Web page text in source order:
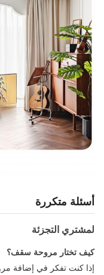
أسئلة متكررة
لمشتري التجزئة
كيف تختار مروحة سقف؟
إذا كنت تفكر في إضافة